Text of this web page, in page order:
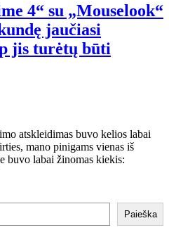
4“ su „Mouselook“
jaučiasi
jis turėtų būti
atskleidimas buvo kelios labai
mano pinigams vienas iš
buvo labai žinomas kiekis:
Paieška